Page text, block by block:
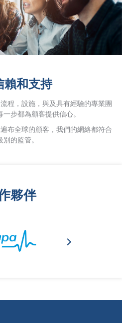
賴和支持
程，設施，與及具有經驗的專業團
步都為顧客提供信心。
布全球的顧客，我們的網絡都符合
別的監管。
夥伴